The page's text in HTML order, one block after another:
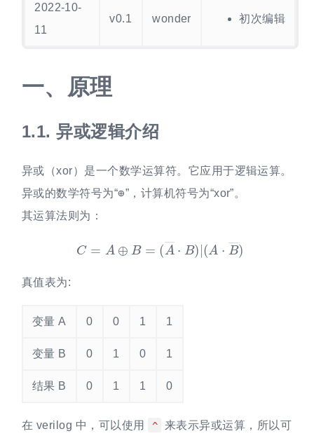
2022-10-
11
v0.1 wonder 初次编辑
一、 原理
1.1.异或逻辑介绍
异或（xor）是一个数学运算符。它应用于逻辑运算。
异或的数学符号为“⊕”，计算机符号为“xor”。
其运算法则为：
⋅B A ―)
真值表为:
变量 A 0 0 1 1
变量 B 0 1 0 1
结果 B 0 1 1 0
在 verilog 中，可以使用 ^
来表示异或运算，所以可